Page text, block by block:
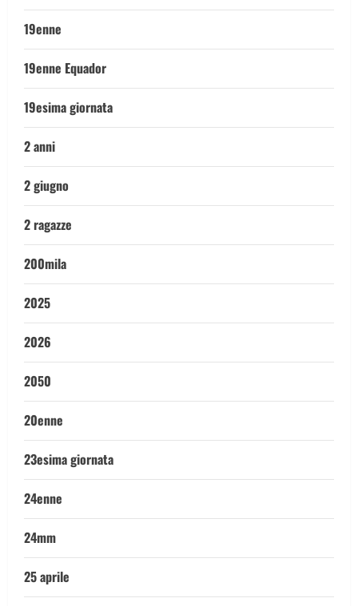
19enne
19enne Equador
19esima giornata
2 anni
2 giugno
2 ragazze
200mila
2025
2026
2050
20enne
23esima giornata
24enne
24mm
25 aprile